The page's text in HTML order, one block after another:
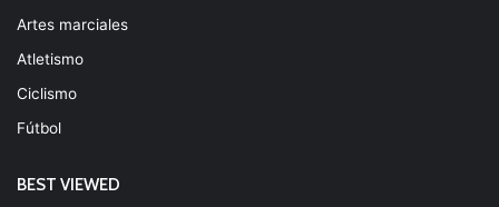
Artes marciales
Atletismo
Ciclismo
Fútbol
BEST VIEWED